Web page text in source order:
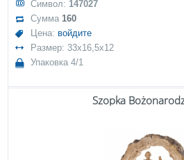
Символ: 147027
Сумма160
Цена: войдите
Размер: 33x16,5x12
Упаковка 4/1
Szopka